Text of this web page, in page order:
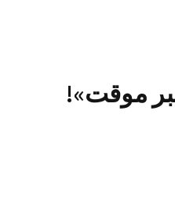
موقت»!